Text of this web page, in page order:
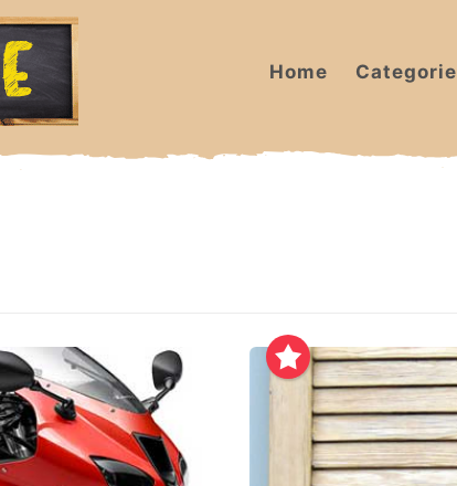
Home Categorie